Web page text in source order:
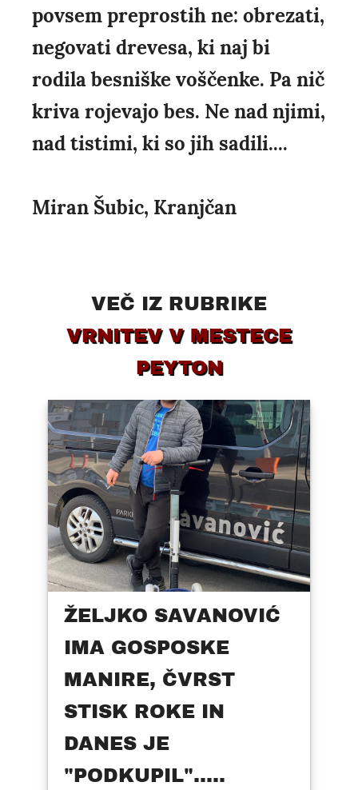
povsem preprostih ne: obrezati,
negovati drevesa, ki naj bi
rodila besniške voščenke. Pa nič
kriva rojevajo bes. Ne nad njimi,
nad tistimi, ki so jih sadili....
Miran Šubic, Kranjčan
VEČ IZ RUBRIKE
VRNITEV V MESTECE
PEYTON
ŽELJKO SAVANOVIĆ
IMA GOSPOSKE
MANIRE, ČVRST
STISK ROKE IN
DANES JE
"PODKUPIL".....